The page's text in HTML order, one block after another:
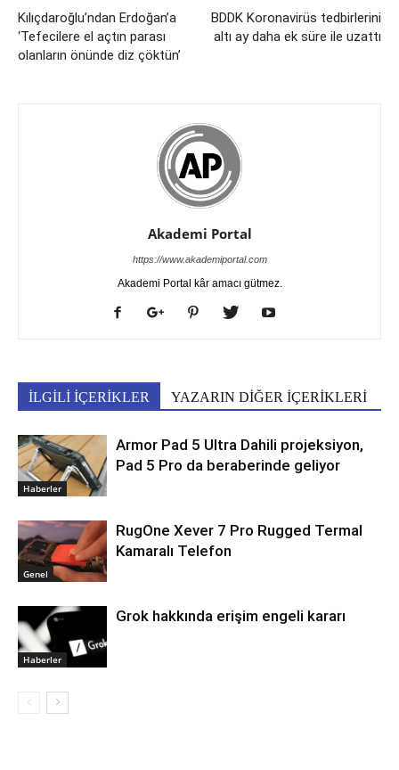
Kılıçdaroğlu’ndan Erdoğan’a
‘Tefecilere el açtın parası
olanların önünde diz çöktün’
BDDK Koronavirüs tedbirlerini
altı ay daha ek süre ile uzattı
Akademi Portal
https://www.akademiportal.com
Akademi Portal kâr amacı gütmez.
İLGİLİ İÇERİKLER YAZARIN DİĞER İÇERİKLERİ
Haberler
Armor Pad 5 Ultra Dahili projeksiyon,
Pad 5 Pro da beraberinde geliyor
Genel
RugOne Xever 7 Pro Rugged Termal
Kamaralı Telefon
Haberler
Grok hakkında erişim engeli kararı